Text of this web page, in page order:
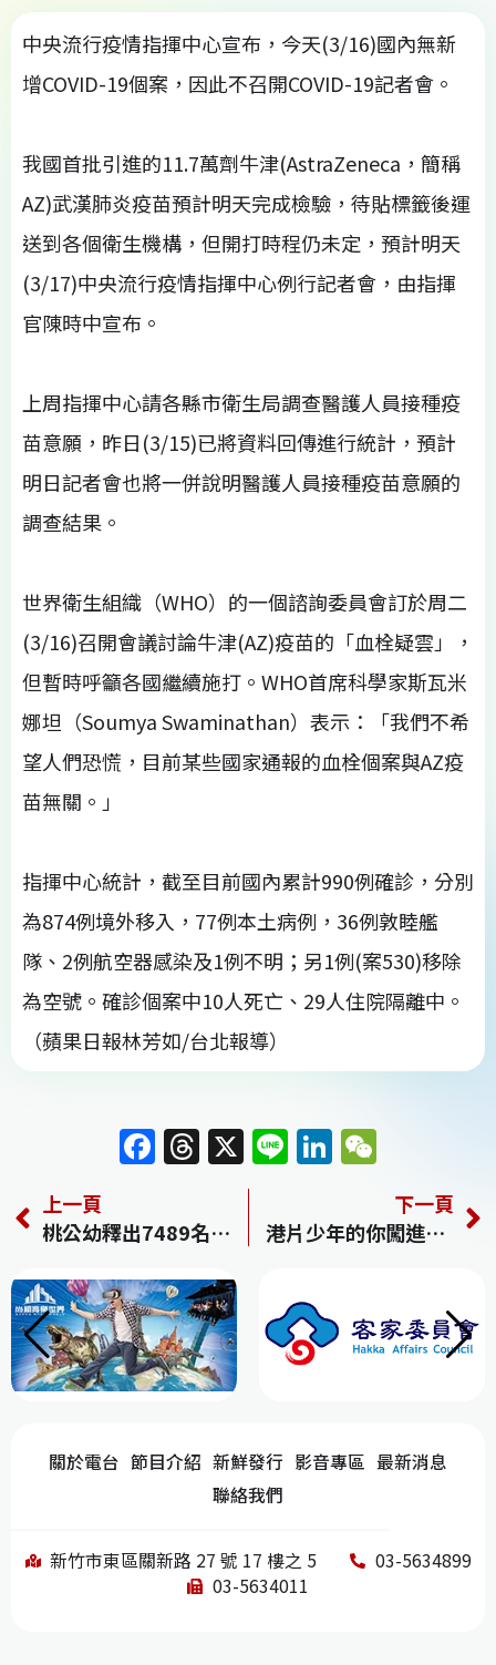
中央流行疫情指揮中心宣布，今天(3/16)國內無新
增COVID-19個案，因此不召開COVID-19記者會。
我國首批引進的11.7萬劑牛津(AstraZeneca，簡稱
AZ)武漢肺炎疫苗預計明天完成檢驗，待貼標籤後運
送到各個衛生機構，但開打時程仍未定，預計明天
(3/17)中央流行疫情指揮中心例行記者會，由指揮
官陳時中宣布。
上周指揮中心請各縣市衛生局調查醫護人員接種疫
苗意願，昨日(3/15)已將資料回傳進行統計，預計
明日記者會也將一併說明醫護人員接種疫苗意願的
調查結果。
世界衛生組織（WHO）的一個諮詢委員會訂於周二
(3/16)召開會議討論牛津(AZ)疫苗的「血栓疑雲」，
但暫時呼籲各國繼續施打。WHO首席科學家斯瓦米
娜坦（Soumya Swaminathan）表示：「我們不希
望人們恐慌，目前某些國家通報的血栓個案與AZ疫
苗無關。」
指揮中心統計，截至目前國內累計990例確診，分別
為874例境外移入，77例本土病例，36例敦睦艦
隊、2例航空器感染及1例不明；另1例(案530)移除
為空號。確診個案中10人死亡、29人住院隔離中。
（蘋果日報林芳如/台北報導）
F
c
e
b
o
o
k
T
re
a
d
s
X Li
e
Li
k
e
n
e
C
h
上一頁
桃公幼釋出7489名額 簡化一階段同時可報2間
下一頁
港片少年的你闖進奧斯卡 陽光普照止步15強
關於電台 節目介紹 新鮮發行 影音專區 最新消息
聯絡我們
新竹市東區關新路 27 號 17 樓之 5
03-5634899
03-5634011